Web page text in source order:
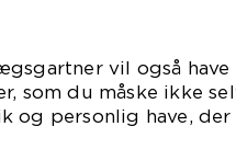
vil også
som du måske ikke
og personlig have,